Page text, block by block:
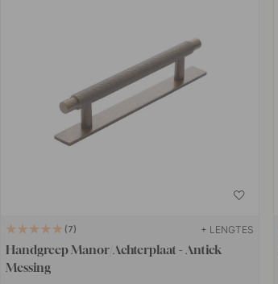
7 + LENGTES
Handgreep Manor/Achterplaat - Antiek
Messing